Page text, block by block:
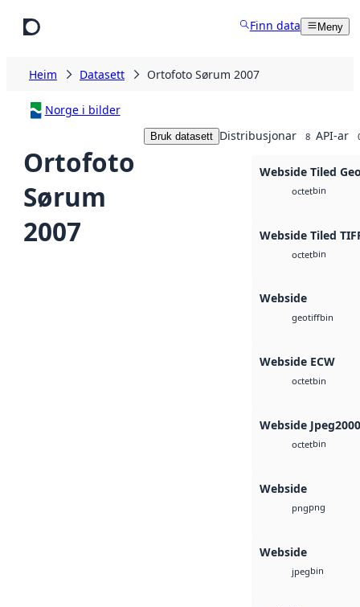
Finn data Meny
Heim Datasett Ortofoto Sørum 2007
Norge i bilder
Ortofoto
Sørum
2007
Bruk datasett Distribusjonar 8 API-ar
Webside Tiled
octetbin
Webside Tiled
octetbin
Webside
geotiffbin
Webside ECW
octetbin
Webside Jpeg2000
octetbin
Webside
pngpng
Webside
jpegbin